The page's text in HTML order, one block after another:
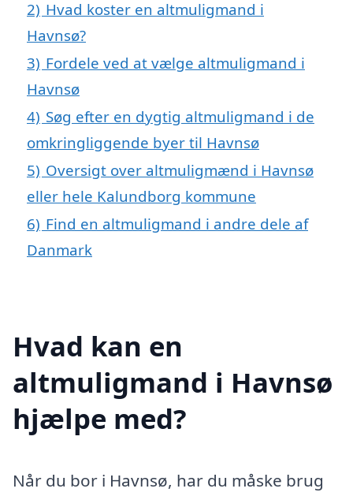
2) Hvad koster en altmuligmand i
Havnsø?
3) Fordele ved at vælge altmuligmand i
Havnsø
4) Søg efter en dygtig altmuligmand i de
omkringliggende byer til Havnsø
5) Oversigt over altmuligmænd i Havnsø
eller hele Kalundborg kommune
6) Find en altmuligmand i andre dele af
Danmark
Hvad kan en
altmuligmand i Havnsø
hjælpe med?
Når du bor i Havnsø, har du måske brug